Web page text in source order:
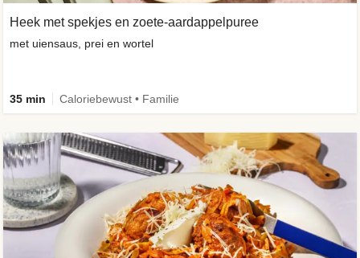
Heek met spekjes en zoete-aardappelpuree
met uiensaus, prei en wortel
35 min Caloriebewust • Familie